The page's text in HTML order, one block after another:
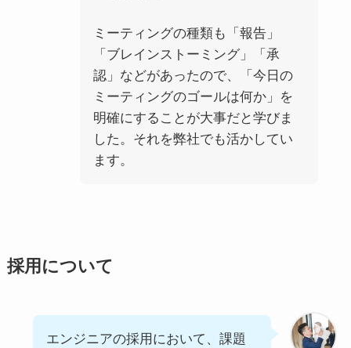
ミーティングの種類も「報告」
「ブレインストーミング」「承
認」などがあったので、「今日の
ミーティングのゴールは何か」を
明確にすることが大事だと学びま
した。それを弊社でも活かしてい
ます。
採用について
エンジニアの採用において、課題